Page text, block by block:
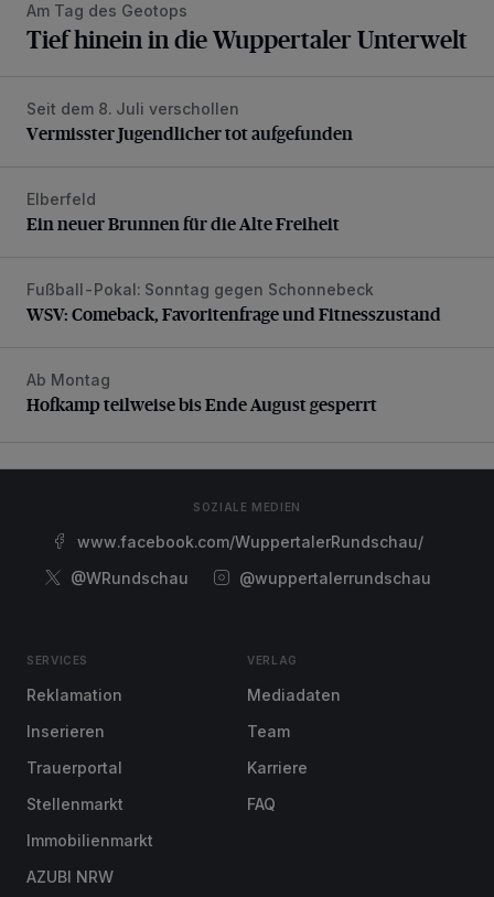
Am Tag des Geotops
Tief hinein in die Wuppertaler Unterwelt
Vermisster Jugendlicher tot aufgefunden
Seit dem 8. Juli verschollen
Vermisster Jugendlicher tot aufgefunden
Ein neuer Brunnen für die Alte Freiheit
Elberfeld
Ein neuer Brunnen für die Alte Freiheit
WSV: Comeback, Favoritenfrage und Fitnesszustand
Fußball-Pokal: Sonntag gegen Schonnebeck
WSV: Comeback, Favoritenfrage und Fitnesszustand
Hofkamp teilweise bis Ende August gesperrt
Ab Montag
Hofkamp teilweise bis Ende August gesperrt
SOZIALE MEDIEN
www.facebook.com/WuppertalerRundschau/
@WRundschau
@wuppertalerrundschau
SERVICES
Reklamation
Inserieren
Trauerportal
Stellenmarkt
Immobilienmarkt
AZUBI NRW
VERLAG
Mediadaten
Team
Karriere
FAQ